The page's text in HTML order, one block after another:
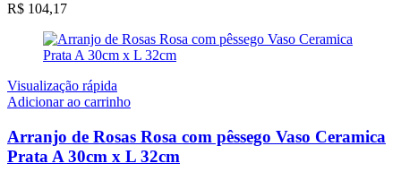
R$ 104,17
Visualização rápida
Adicionar ao carrinho
Arranjo de Rosas Rosa com pêssego Vaso Ceramica
Prata A 30cm x L 32cm